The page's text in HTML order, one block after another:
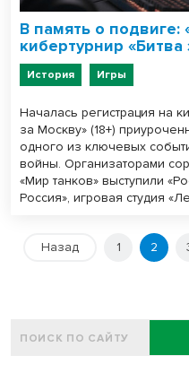
В память о подвиге:
кибертурнир «Битва
История Игры
Началась регистрация на
за Москву» (18+)
одного из ключевых
войны. Организаторами
«Мир танков» выступили
Россия», игровая студия
Назад 1 2